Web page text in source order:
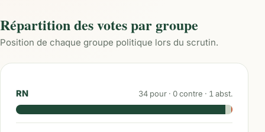
Répartition des votes par groupe
Position de chaque groupe politique lors du scrutin.
RN 34 pour · 0contre · 1 abst.